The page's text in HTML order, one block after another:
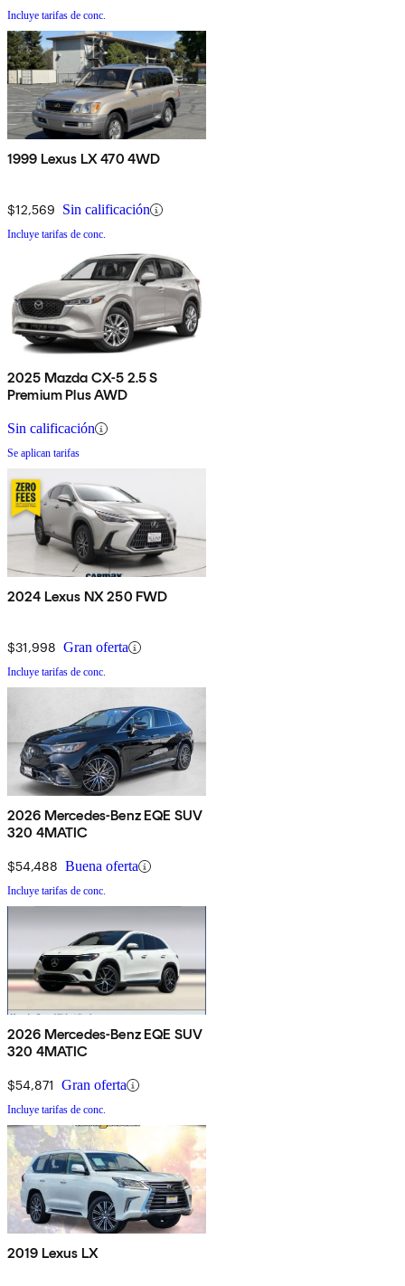
Incluye tarifas de conc.
1999 Lexus LX 470 4WD
$12,569 Sin calificación
Incluye tarifas de conc.
2025 Mazda CX-5 2.5 S
Premium Plus AWD
Sin calificación
Se aplican tarifas
2024 Lexus NX 250 FWD
$31,998 Gran oferta
Incluye tarifas de conc.
2026 Mercedes-Benz EQE SUV
320 4MATIC
$54,488 Buena oferta
Incluye tarifas de conc.
2026 Mercedes-Benz EQE SUV
320 4MATIC
$54,871 Gran oferta
Incluye tarifas de conc.
2019 Lexus LX